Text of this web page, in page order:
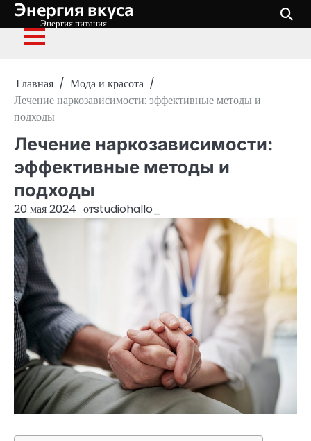
Перейти
содержимому
Энергия вкуса
Энергия питания
Главная
Мода и красота
Лечение наркозависимости: эффективные методы и
подходы
Лечение наркозависимости:
эффективные методы и
подходы
20 мая 2024 отstudiohallo_